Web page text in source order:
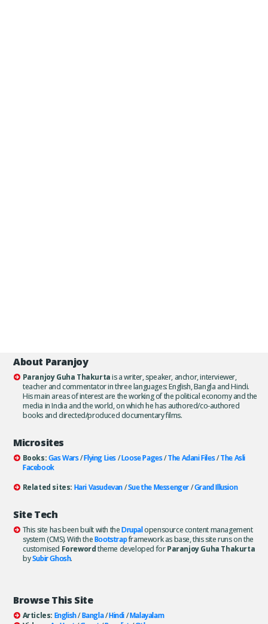
About Paranjoy
Paranjoy Guha Thakurtais a writer, speaker, anchor, interviewer,
teacher and commentator in three languages: English, Bangla and Hindi.
His main areas of interest are the working of the political economy and the
media in India and the world, on which he has authored/co-authored
books and directed/produced documentary films.
Microsites
Books:Gas Wars/Flying Lies/Loose Pages/The Adani Files/The Asli
Facebook
Related sites: Hari Vasudevan/Sue the Messenger/Grand Illusion
Site Tech
This site has been built with theDrupalopensource content management
system (CMS). With theBootstrapframework as base, this site runs on the
customised Forewordtheme developed forParanjoy Guha Thakurta
bySubir Ghosh.
Browse This Site
Articles: English/Bangla/Hindi/Malayalam